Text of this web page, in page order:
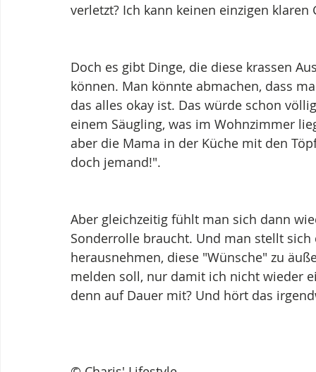
verletzt? Ich kann keinen einzigen klaren
Doch es gibt Dinge, die diese krassen
können. Man könnte abmachen, dass
das alles okay ist. Das würde schon
einem Säugling, was im Wohnzimmer
aber die Mama in der Küche mit den
doch jemand!".
Aber gleichzeitig fühlt man sich dann
Sonderrolle braucht. Und man stellt
herausnehmen, diese "Wünsche" zu
melden soll, nur damit ich nicht wieder
denn auf Dauer mit? Und hört das